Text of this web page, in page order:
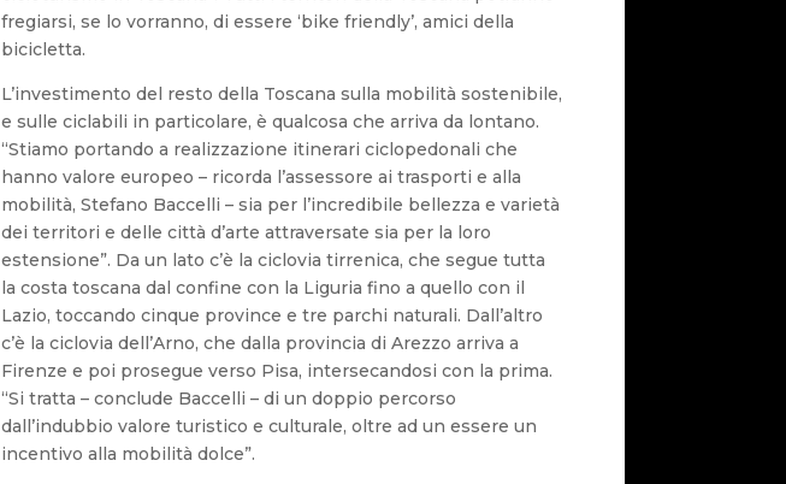
fregiarsi, se lo vorranno, di essere ‘bike friendly’, amici della
bicicletta.
L’investimento del resto della Toscana sulla mobilità sostenibile,
e sulle ciclabili in particolare, è qualcosa che arriva da lontano.
“Stiamo portando a realizzazione itinerari ciclopedonali che
hanno valore europeo – ricorda l’assessore ai trasporti e alla
mobilità, Stefano Baccelli – sia per l’incredibile bellezza e varietà
dei territori e delle città d’arte attraversate sia per la loro
estensione”. Da un lato c’è la ciclovia tirrenica, che segue tutta
la costa toscana dal confine con la Liguria fino a quello con il
Lazio, toccando cinque province e tre parchi naturali. Dall’altro
c’è la ciclovia dell’Arno, che dalla provincia di Arezzo arriva a
Firenze e poi prosegue verso Pisa, intersecandosi con la prima.
“Si tratta – conclude Baccelli – di un doppio percorso
dall’indubbio valore turistico e culturale, oltre ad un essere un
incentivo alla mobilità dolce”.